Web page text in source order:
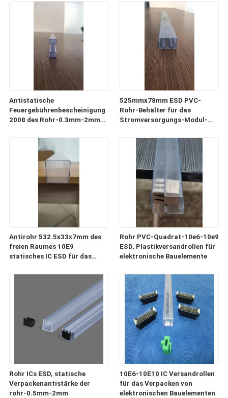
Antistatische
Feuergebührenbescheinigung
2008 des Rohr-0.3mm-2mm
525mmx78mm ESD PVC-
Rohr-Behälter für das
Stromversorgungs-Modul-
Antirohr 532.5x33x7mm des
freien Raumes 10E9
statisches IC ESD für das
Rohr PVC-Quadrat-10e6-10e9
ESD, Plastikversandrollen für
elektronische Bauelemente
Rohr ICs ESD, statische
Verpackenantistärke der
rohr-0.5mm-2mm
10E6-10E10 IC Versandrollen
für das Verpacken von
elektronischen Bauelementen